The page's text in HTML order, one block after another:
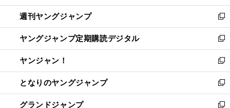
開
く
ウ
で
開
く
ン
ド
ウ
で
開
く
ウ
ィ
ン
ド
ウ
で
開
く
週刊ヤングジャンプ
新
し
い
ウ
ィ
ン
ド
ウ
で
ヤングジャンプ定期購読デジタル
新
し
い
ウ
ィ
ン
ド
ヤンジャン！
新
し
い
ウ
ィ
となりのヤングジャンプ
新
し
グランドジャンプ